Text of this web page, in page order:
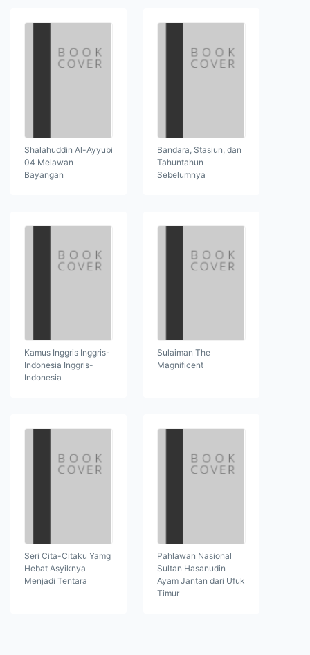
Shalahuddin Al-Ayyubi
04 Melawan
Bayangan
Bandara, Stasiun, dan
Tahuntahun
Sebelumnya
Kamus Inggris Inggris-
Indonesia Inggris-
Indonesia
Sulaiman The
Magnificent
Seri Cita-Citaku Yamg
Hebat Asyiknya
Menjadi Tentara
Pahlawan Nasional
Sultan Hasanudin
Ayam Jantan dari Ufuk
Timur